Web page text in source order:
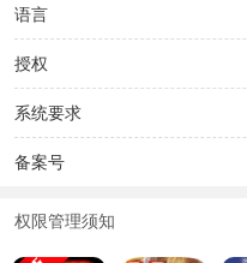
语言
授权
系统要求
备案号
权限管理须知